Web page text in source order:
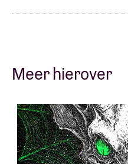
Meer hierover